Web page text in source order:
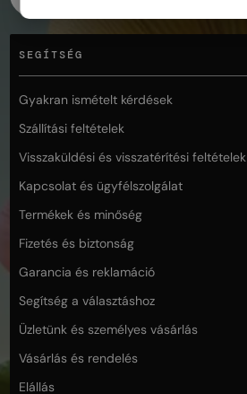
SEGÍTSÉG
Gyakran ismételt kérdések
Szállítási feltételek
Visszaküldési és visszatérítési feltételek
Kapcsolat és ügyfélszolgálat
Termékek és minőség
Fizetés és biztonság
Garancia és reklamáció
Segítség a választáshoz
Üzletünk és személyes vásárlás
Vásárlás és rendelés
Elállás